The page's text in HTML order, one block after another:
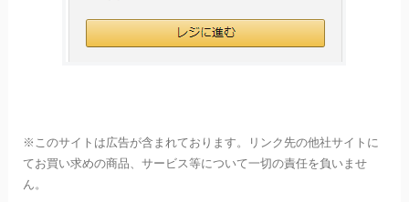
※このサイトは広告が含まれております。リンク先の他社サイトに
てお買い求めの商品、サービス等について一切の責任を負いませ
ん。